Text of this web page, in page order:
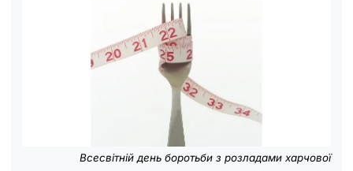
Всесвітній день боротьби з розладами харчової